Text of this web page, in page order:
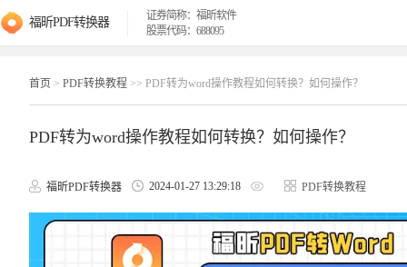
福昕PDF转换器
证券简称：福昕软件
股票代码：688095
首页 > PDF转换教程 >> PDF转为word操作教程如何转换？如何操作？
PDF转为word操作教程如何转换？如何操作？
福昕PDF转换器 2024-01-27 13:29:18 PDF转换教程